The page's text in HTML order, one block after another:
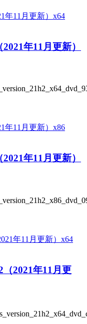
年11月更新）
年11月更新）
2021年11月更